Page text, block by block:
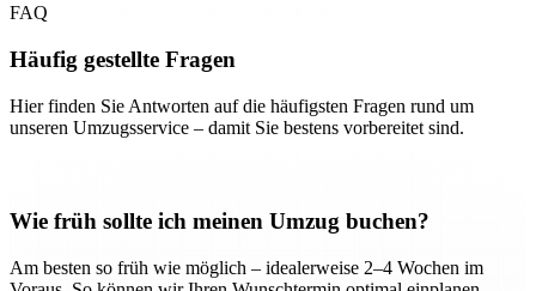
FAQ
Häufig gestellte Fragen
Hier finden Sie Antworten auf die häufigsten Fragen rund um
unseren Umzugsservice – damit Sie bestens vorbereitet sind.
Wie früh sollte ich meinen Umzug buchen?
Am besten so früh wie möglich – idealerweise 2–4 Wochen im